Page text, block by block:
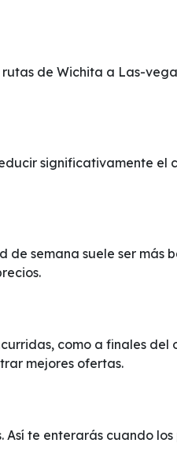
de Wichita a Las-
significativamente el
de semana suele ser más
como a finales del
mejores ofertas.
te enterarás cuando